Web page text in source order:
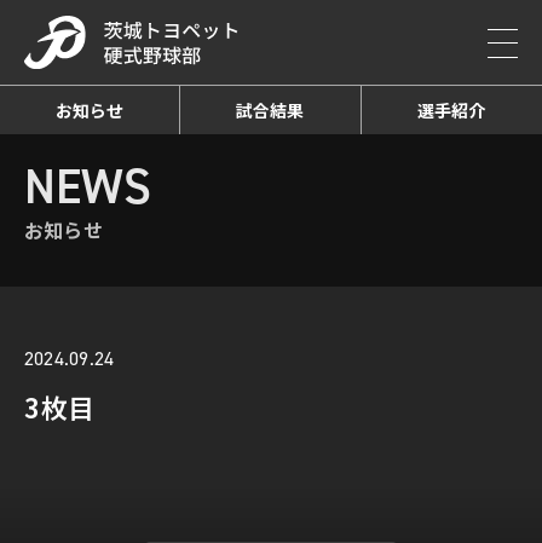
お知らせ 試合結果 選手紹介
HOME お知らせ詳細
NEWS
お知らせ
2024.09.24
3枚目